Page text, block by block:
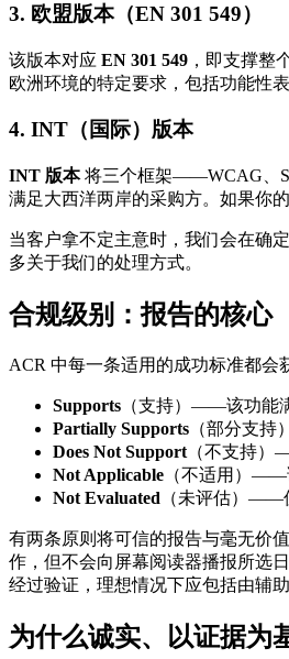
3. 欧盟版本（EN 301 549）
该版本对应 EN 301 549 ，即支撑整
欧洲环境的特定要求，包括功能性
4. INT（国际）版本
INT 版本将三个框架——WCAG、
满足大西洋两岸的采购方。如果你
当客户拿不定主意时，我们会在确
多关于我们的处理方式。
合规级别：报告的核心
ACR 中每一条适用的成功标准都会
Supports （支持）——该功能
Partially Supports （部分支
Does Not Support （不支持）
Not Applicable （不适用）——
Not Evaluated （未评估）——
有两条原则将可信的报告与毫无价
作，但不会向屏幕阅读器播报所选
经过验证，理想情况下应包括由辅
为什么诚实、以证据为